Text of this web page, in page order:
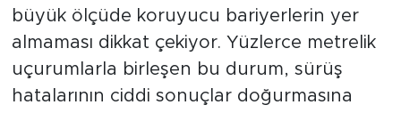
büyük ölçüde koruyucu bariyerlerin yer
almaması dikkat çekiyor. Yüzlerce metrelik
uçurumlarla birleşen bu durum, sürüş
hatalarının ciddi sonuçlar doğurmasına